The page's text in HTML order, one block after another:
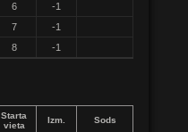
6
-1
7
-1
8 -1
Starta
vieta
Izm. Sods